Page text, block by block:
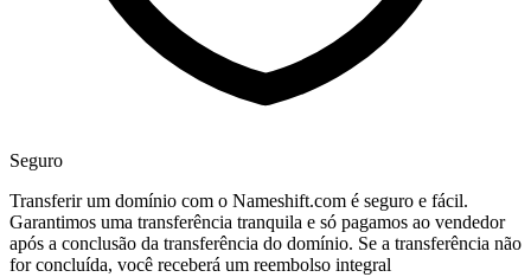
Seguro
Transferir um domínio com o Nameshift.com é seguro e fácil.
Garantimos uma transferência tranquila e só pagamos ao vendedor
após a conclusão da transferência do domínio. Se a transferência não
for concluída, você receberá um reembolso integral